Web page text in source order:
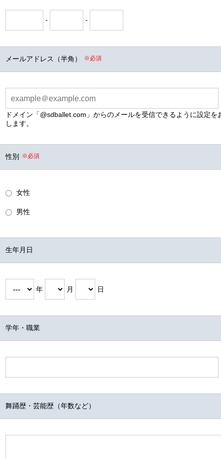
- -
メールアドレス（半角） ※必須
ドメイン「@sdballet.com」からのメールを受信できるように設定を
します。
性別 ※必須
女性
男性
生年月日
年 月 日
学年・職業
舞踊歴・芸能歴（年数など）